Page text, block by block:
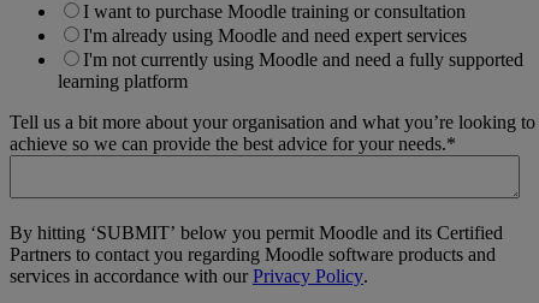
I want to purchase Moodle training or consultation
I'm already using Moodle and need expert services
I'm not currently using Moodle and need a fully supported
learning platform
Tell us a bit more about your organisation and what you’re looking to
achieve so we can provide the best advice for your needs.*
By hitting ‘SUBMIT’ below you permit Moodle and its Certified
Partners to contact you regarding Moodle software products and
services in accordance with ourPrivacy Policy.